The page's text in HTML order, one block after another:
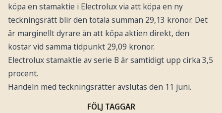
köpa en stamaktie i Electrolux via att köpa en ny
teckningsrätt blir den totala summan 29,13 kronor. Det
är marginellt dyrare än att köpa aktien direkt, den
kostar vid samma tidpunkt 29,09 kronor.
Electrolux stamaktie av serie B är samtidigt upp cirka 3,5
procent.
Handeln med teckningsrätter avslutas den 11 juni.
FÖLJ TAGGAR